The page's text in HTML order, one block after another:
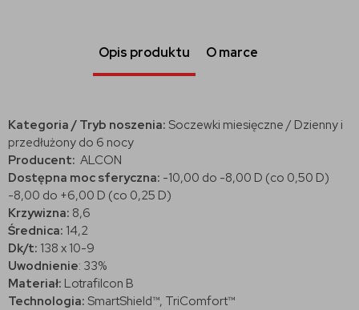
Opis produktu O marce
Kategoria / Tryb noszenia: Soczewki miesięczne / Dzienny i
przedłużony do 6 nocy
Producent: ALCON
Dostępna moc sferyczna: -10,00 do -8,00 D (co 0,50 D)
-8,00 do +6,00 D (co 0,25 D)
Krzywizna: 8,6
Średnica: 14,2
Dk/t: 138 x 10-9
Uwodnienie: 33%
Materiał: Lotrafilcon B
Technologia: SmartShield™, TriComfort™